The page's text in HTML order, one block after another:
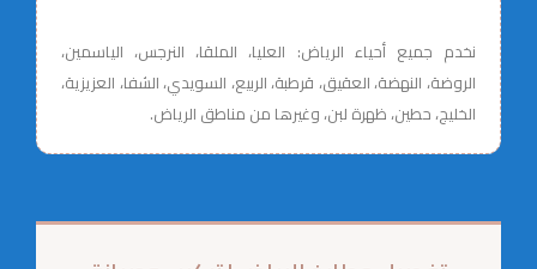
نخدم جميع أحياء الرياض: العليا، الملقا، النرجس، الياسمين،
الروضة، النهضة، العقيق، قرطبة، الربيع، السويدي، الشفا، العزيزية،
الخليج، حطين، ظهرة لبن، وغيرها من مناطق الرياض.